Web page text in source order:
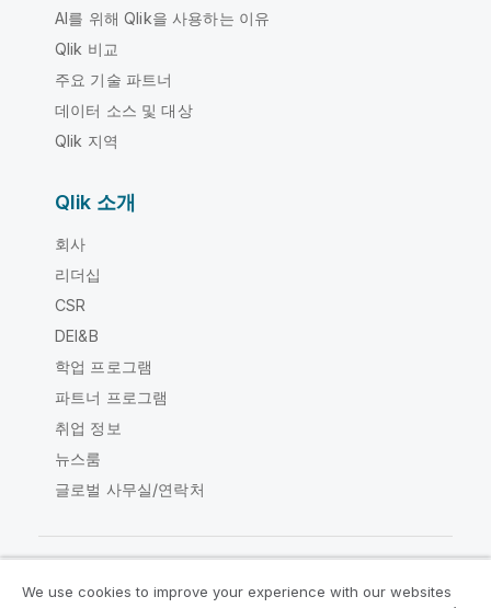
AI를 위해 Qlik을 사용하는 이유
Qlik 비교
주요 기술 파트너
데이터 소스 및 대상
Qlik 지역
Qlik 소개
회사
리더십
CSR
DEI&B
학업 프로그램
파트너 프로그램
취업 정보
뉴스룸
글로벌 사무실/연락처
Qlik Community
We use cookies to improve your experience with our websites